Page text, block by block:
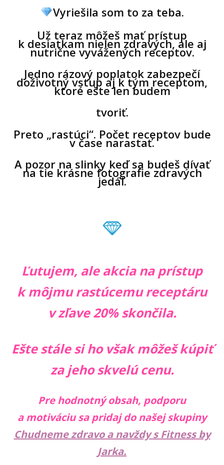
Vyriešila som to za teba.
Už teraz môžeš mať prístup
k desiatkam nielen zdravých, ale aj
nutrične vyvážených receptov.
Jedno rázový poplatok zabezpečí
doživotný vstup aj k tým receptom,
ktoré ešte len budem
tvoriť.
Preto „rastúci“. Počet receptov bude
v čase narastať.
A pozor na slinky keď sa budeš dívať
na tie krásne fotografie zdravých
jedál.
Ľutujem, ale akcia na prístup
k môjmu rastúcemu receptáru
v zľave 20% skončila.
Ešte stále si ho však môžeš kúpiť
za jeho skvelú cenu.
Pre hodnotný obsah, podporu
a motiváciu sa pridaj do našej skupiny
Chudneme zdravo a navždy s Fitness by
Jarka.